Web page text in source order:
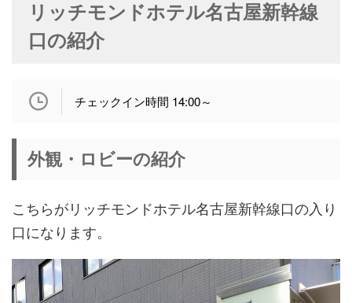
リッチモンドホテル名古屋新幹線
口の紹介
チェックイン時間 14:00～
外観・ロビーの紹介
こちらがリッチモンドホテル名古屋新幹線口の入り
口になります。